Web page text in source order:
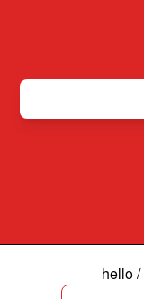
/
hello